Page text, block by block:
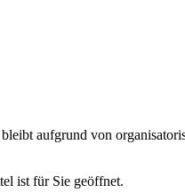
bleibt aufgrund von
ist für Sie geöffnet.